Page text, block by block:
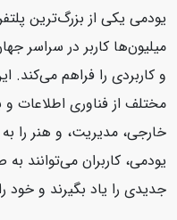
یودمی یکی از بزرگ‌ترین
میلیون‌ها کاربر در سراسر
و کاربردی را فراهم می‌کند.
مختلف از فناوری اطلاعات و
خارجی، مدیریت، و هنر را به
یودمی، کاربران می‌توانند
جدیدی را یاد بگیرند و خود را